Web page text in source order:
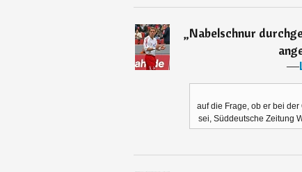
„Nabelschnur
―
auf die Frage, ob er bei
sei, Süddeutsche Zeitung